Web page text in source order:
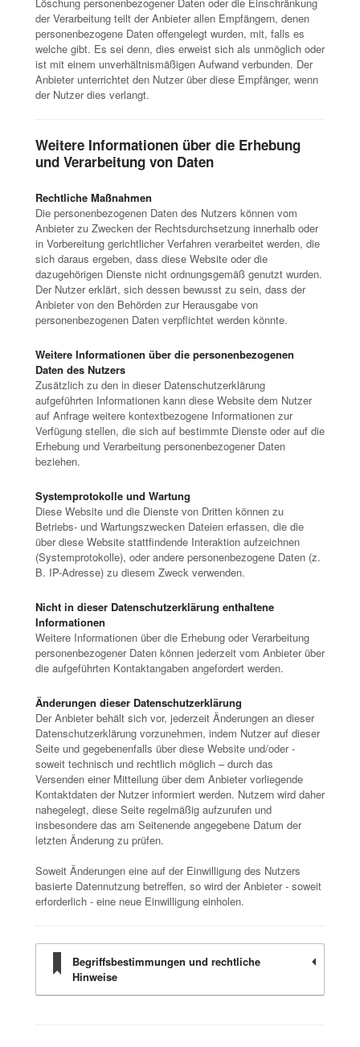
der Verarbeitung teilt der Anbieter allen Empfängern, denen
personenbezogene Daten offengelegt wurden, mit, falls es
welche gibt. Es sei denn, dies erweist sich als unmöglich oder
ist mit einem unverhältnismäßigen Aufwand verbunden. Der
Anbieter unterrichtet den Nutzer über diese Empfänger, wenn
der Nutzer dies verlangt.
Weitere Informationen über die Erhebung
und Verarbeitung von Daten
Rechtliche Maßnahmen
Die personenbezogenen Daten des Nutzers können vom
Anbieter zu Zwecken der Rechtsdurchsetzung innerhalb oder
in Vorbereitung gerichtlicher Verfahren verarbeitet werden, die
sich daraus ergeben, dass diese Website oder die
dazugehörigen Dienste nicht ordnungsgemäß genutzt wurden.
Der Nutzer erklärt, sich dessen bewusst zu sein, dass der
Anbieter von den Behörden zur Herausgabe von
personenbezogenen Daten verpflichtet werden könnte.
Weitere Informationen über die personenbezogenen
Daten des Nutzers
Zusätzlich zu den in dieser Datenschutzerklärung
aufgeführten Informationen kann diese Website dem Nutzer
auf Anfrage weitere kontextbezogene Informationen zur
Verfügung stellen, die sich auf bestimmte Dienste oder auf die
Erhebung und Verarbeitung personenbezogener Daten
beziehen.
Systemprotokolle und Wartung
Diese Website und die Dienste von Dritten können zu
Betriebs- und Wartungszwecken Dateien erfassen, die die
über diese Website stattfindende Interaktion aufzeichnen
(Systemprotokolle), oder andere personenbezogene Daten (z.
B. IP-Adresse) zu diesem Zweck verwenden.
Nicht in dieser Datenschutzerklärung enthaltene
Informationen
Weitere Informationen über die Erhebung oder Verarbeitung
personenbezogener Daten können jederzeit vom Anbieter über
die aufgeführten Kontaktangaben angefordert werden.
Änderungen dieser Datenschutzerklärung
Der Anbieter behält sich vor, jederzeit Änderungen an dieser
Datenschutzerklärung vorzunehmen, indem Nutzer auf dieser
Seite und gegebenenfalls über diese Website und/oder -
soweit technisch und rechtlich möglich – durch das
Versenden einer Mitteilung über dem Anbieter vorliegende
Kontaktdaten der Nutzer informiert werden. Nutzern wird daher
nahegelegt, diese Seite regelmäßig aufzurufen und
insbesondere das am Seitenende angegebene Datum der
letzten Änderung zu prüfen.
Soweit Änderungen eine auf der Einwilligung des Nutzers
basierte Datennutzung betreffen, so wird der Anbieter - soweit
erforderlich - eine neue Einwilligung einholen.
Begriffsbestimmungen und rechtliche
Hinweise